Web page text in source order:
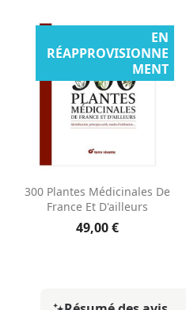
300 Plantes Médicinales De
France Et D'ailleurs
49,00 €
EN
RÉAPPROVISIONNE
MENT